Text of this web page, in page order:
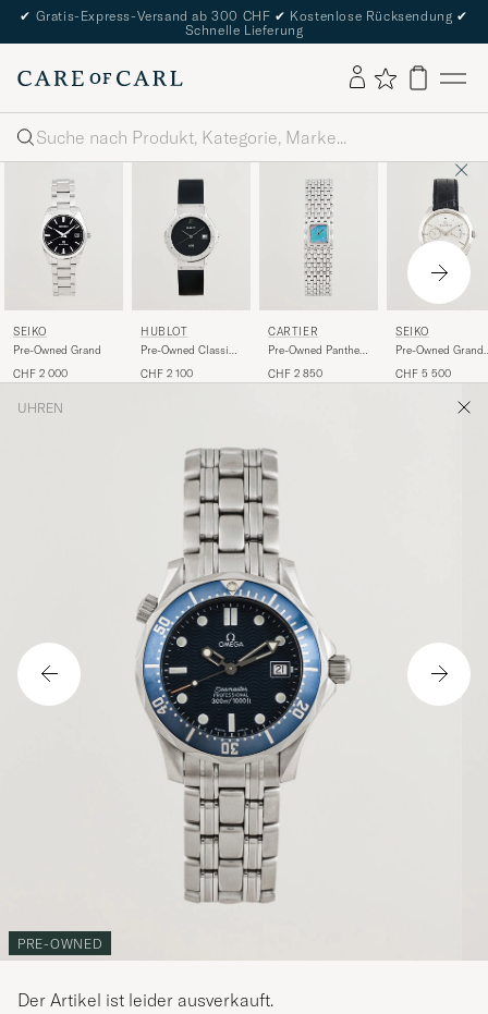
✔ Gratis-Express-Versand ab 300 CHF ✔ Kostenlose Rücksendung ✔
Schnelle Lieferung
Suche
SEIKO
Pre-Owned Grand
CHF 2 000
HUBLOT
Pre-Owned Classic
CHF 2 100
CARTIER
Pre-Owned Panthere
CHF 2 850
SEIKO
Pre-Owned Grand
CHF 5 500
UHREN
PRE-OWNED
Der Artikel ist leider ausverkauft.